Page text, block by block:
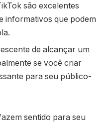
são excelentes
informativos que podem
de alcançar um
se você criar
para seu público-
sentido para seu